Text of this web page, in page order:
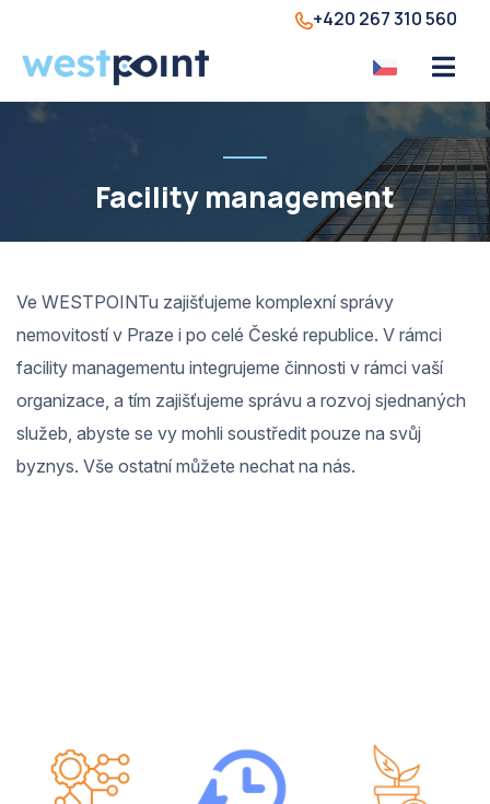
+420 267 310 560
Facility management
Ve WESTPOINTu zajišťujeme komplexní správy
nemovitostí v Praze i po celé České republice. V rámci
facility managementu integrujeme činnosti v rámci vaší
organizace, a tím zajišťujeme správu a rozvoj sjednaných
služeb, abyste se vy mohli soustředit pouze na svůj
byznys. Vše ostatní můžete nechat na nás.